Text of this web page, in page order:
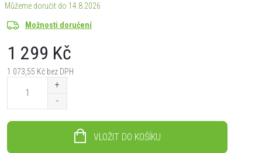
14.8.2026
Možnosti doručení
1 299 Kč
1 073,55 Kč bez DPH
VLOŽIT DO KOŠÍKU